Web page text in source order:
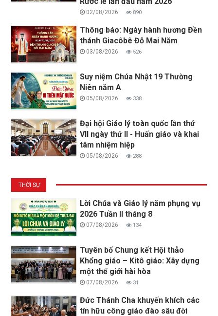
02/08/2026 890
Thông báo: Ngày hành hương Đền
thánh Giacôbê Đỗ Mai Năm
03/08/2026 526
Suy niệm Chúa Nhật 19 Thường
Niên năm A
05/08/2026 338
Đại hội Giáo lý toàn quốc lần thứ
VII ngày thứ II - Huấn giáo và khai
tâm nhiệm hiệp
05/08/2026 288
THỜI SỰ
Lời Chúa và Giáo lý năm phụng vụ
2026 Tuần II tháng 8
07/08/2026 134
Tuyên bố Chung kết Hội thảo
Khổng giáo – Kitô giáo: Xây dựng
một thế giới hài hòa
07/08/2026 31
Đức Thánh Cha khuyến khích các
tín hữu công giáo đào sâu đời